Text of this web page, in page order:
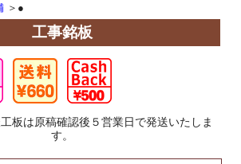
＞●
工事銘板
板は原稿確認後５営業日で発送いたしま
す。